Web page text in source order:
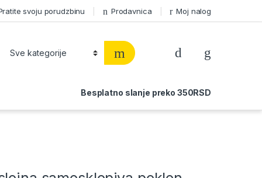
svoju porudzbinu Prodavnica Moj nalog
Besplatno slanje preko 350RSD